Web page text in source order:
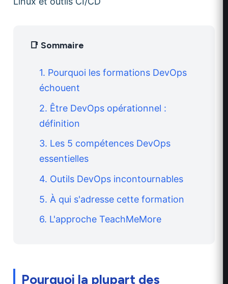
📑 Sommaire
1. Pourquoi les formations DevOps
échouent
2. Être DevOps opérationnel :
définition
3. Les 5 compétences DevOps
essentielles
4. Outils DevOps incontournables
5. À qui s'adresse cette formation
6. L'approche TeachMeMore
Pourquoi la plupart des